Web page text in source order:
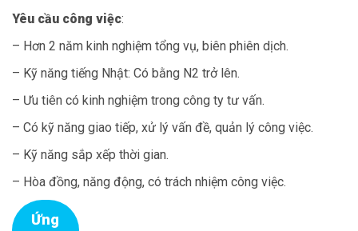
Yêu cầu công việc:
– Hơn 2 năm kinh nghiệm tổng vụ, biên phiên dịch.
– Kỹ năng tiếng Nhật: Có bằng N2 trở lên.
– Ưu tiên có kinh nghiệm trong công ty tư vấn.
– Có kỹ năng giao tiếp, xử lý vấn đề, quản lý công việc.
– Kỹ năng sắp xếp thời gian.
– Hòa đồng, năng động, có trách nhiệm công việc.
Ứng